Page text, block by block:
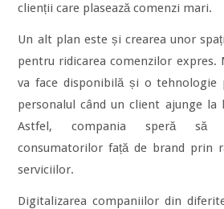
clienții care plasează comenzi mari.
Un alt plan este și crearea unor
pentru ridicarea comenzilor expres.
va face disponibilă și o tehnologie
personalul când un client ajunge la
Astfel, compania speră să
consumatorilor față de brand prin
serviciilor.
Digitalizarea companiilor din